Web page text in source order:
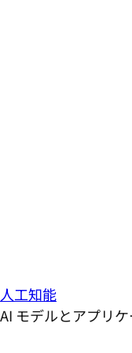
人工知能
AI モデルとアプリ